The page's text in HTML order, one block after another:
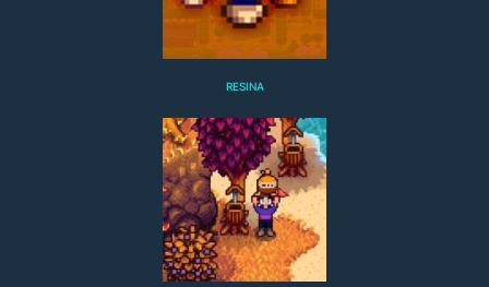
RESINA